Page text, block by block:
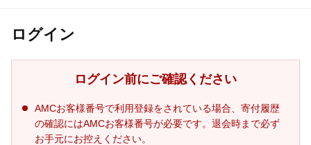
ログイン
ログイン前にご確認ください
AMCお客様番号で利用登録をされている場合、寄付履歴
の確認にはAMCお客様番号が必要です。退会時まで必ず
お手元にお控えください。